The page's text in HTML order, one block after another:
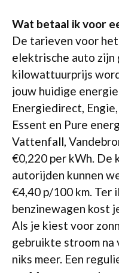
Wat betaal ik voor
De tarieven voor
elektrische auto zijn
kilowattuurprijs
jouw huidige
Energiedirect,
Essent en Pure
Vattenfall,
€0,220 per kWh. De
autorijden kunnen
€4,40 p/100 km. Ter
benzinewagen kost
Als je kiest voor
gebruikte stroom na
niks meer. Een